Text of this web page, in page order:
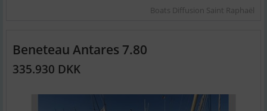
Boats Diffusion Saint Raphaël
Beneteau Antares 7.80
335.930 DKK